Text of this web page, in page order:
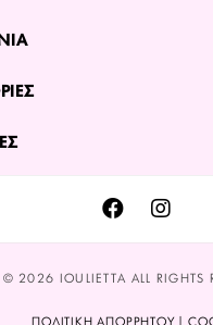
© 2026 IOULIETTA ALL RIGHTS
ΠΟΛΙΤΙΚΗ ΑΠΟΡΡΗΤΟΥ |